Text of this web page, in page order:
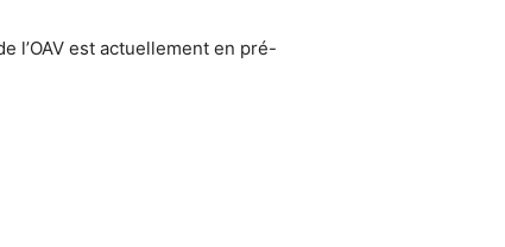
l’OAV est actuellement en pré-